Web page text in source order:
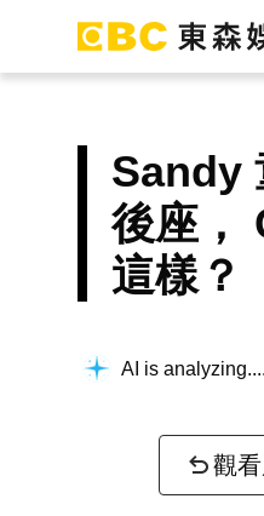
Sandy
後座，
這樣？
AI is analyzing...
觀